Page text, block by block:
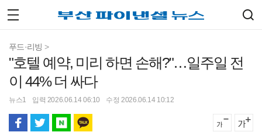
푸드·리빙 >
"호텔 예약, 미리 하면 손해?"…일주일 전
이 44% 더 싸다
뉴스1 입력 2026.06.14 06:10 수정 2026.06.14 10:12